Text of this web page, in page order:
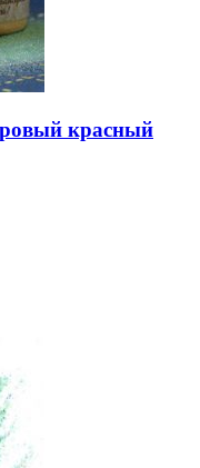
красный